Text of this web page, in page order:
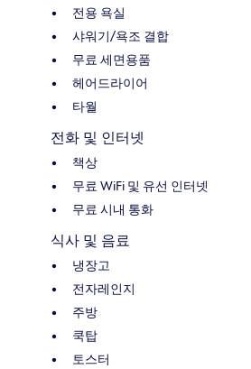
전용 욕실
샤워기/욕조 결합
무료 세면용품
헤어드라이어
타월
전화 및 인터넷
책상
무료 WiFi 및 유선 인터넷
무료 시내 통화
식사 및 음료
냉장고
전자레인지
주방
쿡탑
토스터